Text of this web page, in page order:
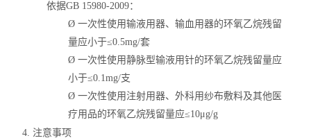
依据GB 15980-2009：
Ø一次性使用输液用器、输血用器的环氧乙烷残留
量应小于≤0.5mg/套
Ø一次性使用静脉型输液用针的环氧乙烷残留量应
小于≤0.1mg/支
Ø一次性使用注射用器、外科用纱布敷料及其他医
疗用品的环氧乙烷残留量应≤10μg/g
4. 注意事项